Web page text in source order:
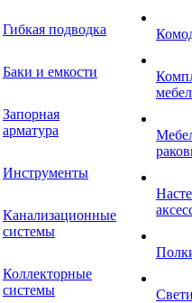
Гибкая подводка
Баки и емкости
Запорная
арматура
Инструменты
Канализационные
системы
Коллекторные
системы